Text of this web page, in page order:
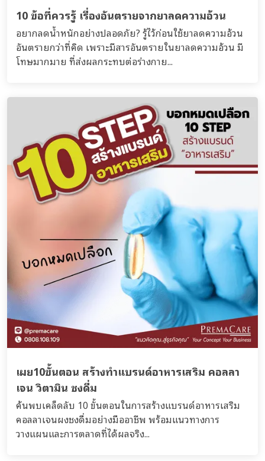
10 ข้อที่ควรรู้ เรื่องอันตรายจากยาลดความอ้วน
อยากลดน้ำหนักอย่างปลอดภัย? รู้ไว้ก่อนใช้ยาลดความอ้วน
อันตรายกว่าที่คิด เพราะมีสารอันตรายในยาลดความอ้วน มี
โทษมากมาย ที่ส่งผลกระทบต่อร่างกาย...
เผย10ขั้นตอน สร้างทำแบรนด์อาหารเสริม คอลลา
เจน วิตามิน ชงดื่ม
ค้นพบเคล็ดลับ 10 ขั้นตอนในการสร้างแบรนด์อาหารเสริม
คอลลาเจนผงชงดื่มอย่างมืออาชีพ พร้อมแนวทางการ
วางแผนและการตลาดที่ได้ผลจริง...